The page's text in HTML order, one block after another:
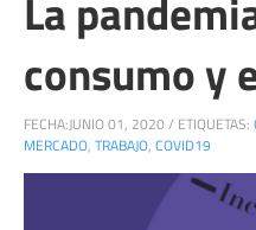
consumo y
FECHA:JUNIO 01, 2020 / ETIQUETAS:
MERCADO, TRABAJO, COVID19